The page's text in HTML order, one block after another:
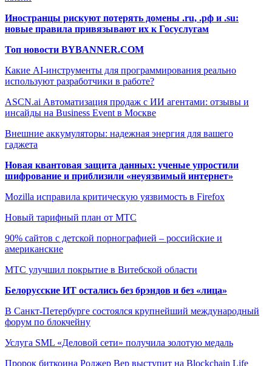
Иностранцы рискуют потерять домены .ru, .рф и .su:
новые правила привязывают их к Госуслугам
Топ новости BYBANNER.COM
Какие AI-инструменты для программирования реально
используют разработчики в работе?
ASCN.ai Автоматизация продаж с ИИ агентами: отзывы и
инсайды на Business Event в Москве
Внешние аккумуляторы: надежная энергия для вашего
гаджета
Новая квантовая защита данных: ученые упростили
шифрование и приблизили «неуязвимый интернет»
Mozilla исправила критическую уязвимость в Firefox
Новый тарифный план от МТС
90% сайтов с детской порнографией – российские и
американские
МТС улучшил покрытие в Витебской области
Белорусские ИТ остались без брэндов и без «лица»
В Санкт-Петербурге состоялся крупнейший международный
форум по блокчейну
Услуга SML «Деловой сети» получила золотую медаль
Пророк биткоина Роджер Вер выступит на Blockchain Life